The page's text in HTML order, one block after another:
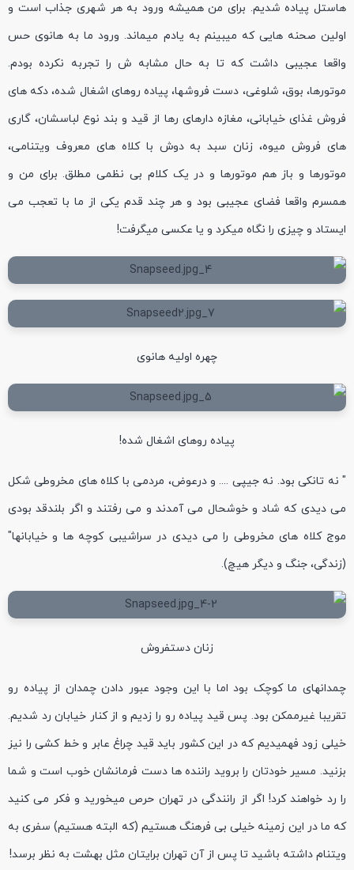
هاستل پیاده شدیم. برای من همیشه ورود به هر شهری جذاب است و
اولین صحنه هایی که میبینم به یادم میماند. ورود ما به هانوی حس
واقعا عجیبی داشت که تا به حال مشابه ش را تجربه نکرده بودم.
موتورها، بوق، شلوغی، دست فروشها، پیاده روهای اشغال شده، دکه های
فروش غذای خیابانی، مغازه دارهای رها از قید و بند نوع لباسشان، گاری
های فروش میوه، زنان سبد به دوش با کلاه های معروف ویتنامی،
موتورها و باز هم موتورها و در یک کلام بی نظمی مطلق. برای من و
همسرم واقعا فضای عجیبی بود و هر چند قدم یکی از ما با تعجب می
ایستاد و چیزی را نگاه میکرد و یا عکسی میگرفت!
چهره اولیه هانوی
پیاده روهای اشغال شده!
" نه تانکی بود. نه جیپی .... و درعوض، مردمی با کلاه های مخروطی شکل
می دیدی که شاد و خوشحال می آمدند و می رفتند و اگر بلندقد بودی
موج کلاه های مخروطی را می دیدی در سراشیبی کوچه ها و خیابانها"
(زندگی، جنگ و دیگر هیچ).
زنان دستفروش
چمدانهای ما کوچک بود اما با این وجود عبور دادن چمدان از پیاده رو
تقریبا غیرممکن بود. پس قید پیاده رو را زدیم و از کنار خیابان رد شدیم.
خیلی زود فهمیدیم که در این کشور باید قید چراغ عابر و خط کشی را نیز
بزنید. مسیر خودتان را بروید راننده ها دست فرمانشان خوب است و شما
را رد خواهند کرد! اگر از رانندگی در تهران حرص میخورید و فکر می کنید
که ما در این زمینه خیلی بی فرهنگ هستیم (که البته هستیم) سفری به
ویتنام داشته باشید تا پس از آن تهران برایتان مثل بهشت به نظر برسد!